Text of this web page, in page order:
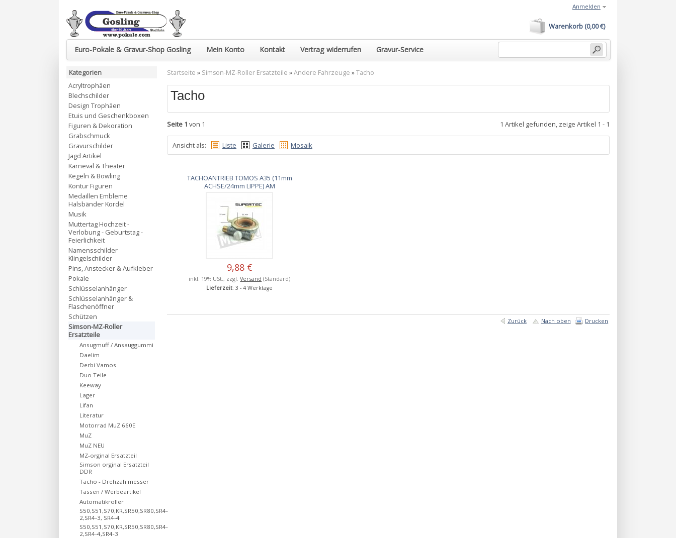
Euro-Pokale & Gravur-Shop Gosling Mein Konto Kontakt Vertrag widerrufen Gravur-Service
Warenkorb (0,00 €)
Anmelden
Startseite » Simson-MZ-Roller Ersatzteile »Andere Fahrzeuge »Tacho
Tacho
Seite 1 von 1 1 Artikel gefunden, zeige Artikel 1 - 1
Ansicht als: Liste Galerie Mosaik
TACHOANTRIEB TOMOS A35 (11mm
ACHSE/24mm LIPPE) AM
9,88 €
inkl. 19% USt., zzgl.Versand (Standard)
Lieferzeit: 3 - 4 Werktage
Zurück Nach oben Drucken
Kategorien
Acryltrophäen
Blechschilder
Design Trophäen
Etuis und Geschenkboxen
Figuren & Dekoration
Grabschmuck
Gravurschilder
Jagd Artikel
Karneval & Theater
Kegeln & Bowling
Kontur Figuren
Medaillen Embleme
Halsbänder Kordel
Musik
Muttertag Hochzeit -
Verlobung - Geburtstag -
Feierlichkeit
Namensschilder
Klingelschilder
Pins, Anstecker & Aufkleber
Pokale
Schlüsselanhänger
Schlüsselanhänger &
Flaschenöffner
Schützen
Simson-MZ-Roller
Ersatzteile
Ansugmuff / Ansauggummi
Daelim
Derbi Vamos
Duo Teile
Keeway
Lager
Lifan
Literatur
Motorrad MuZ 660E
MuZ
MuZ NEU
MZ-orginal Ersatzteil
Simson orginal Ersatzteil
DDR
Tacho - Drehzahlmesser
Tassen / Werbeartikel
Automatikroller
S50,S51,S70,KR,SR50,SR80,SR4-
2,SR4-3, SR4-4
S50,S51,S70,KR,SR50,SR80,SR4-
2,SR4-4,SR4-3